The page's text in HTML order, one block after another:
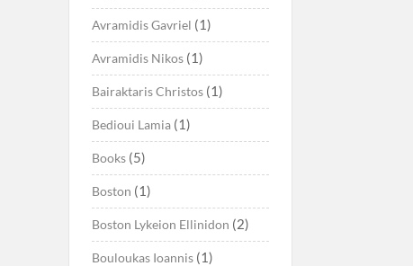
Avramidis Gavriel (1)
Avramidis Nikos(1)
Bairaktaris Christos(1)
Bedioui Lamia(1)
Books(5)
Boston (1)
Boston Lykeion Ellinidon (2)
Bouloukas Ioannis(1)